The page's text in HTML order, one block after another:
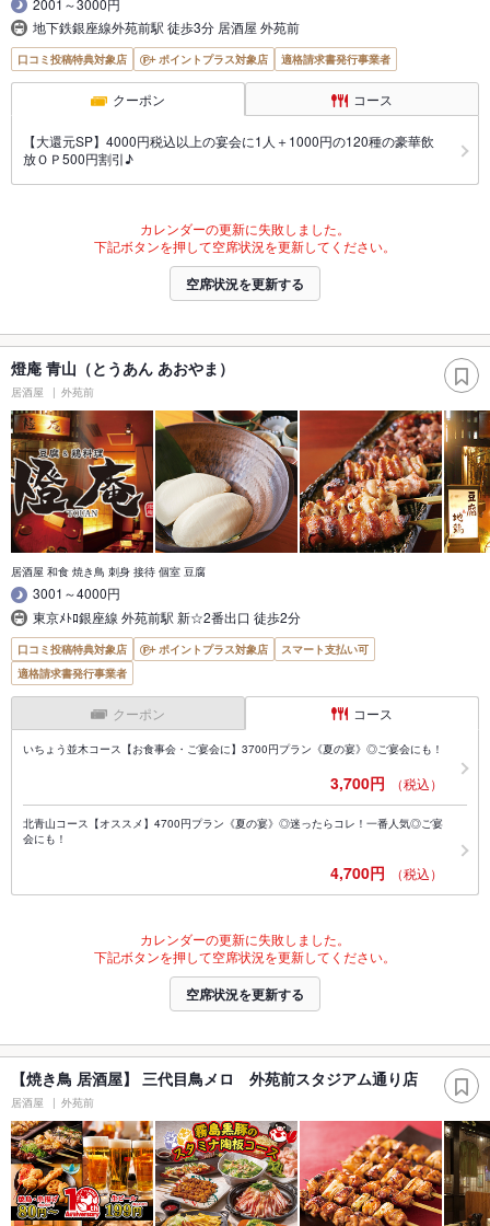
地下鉄銀座線外苑前駅 徒歩3分 居酒屋 外苑前
口コミ投稿特典対象店 ポイントプラス対象店 適格請求書発行事業者
クーポン コース
【大還元SP】4000円税込以上の宴会に1人＋1000円の120種の豪華飲
放ＯＰ500円割引♪
カレンダーの更新に失敗しました。
下記ボタンを押して空席状況を更新してください。
空席状況を更新する
燈庵 青山（とうあん あおやま）
居酒屋 外苑前
居酒屋 和食 焼き鳥 刺身 接待 個室 豆腐
3001～4000円
東京ﾒﾄﾛ銀座線 外苑前駅 新☆2番出口 徒歩2分
口コミ投稿特典対象店 ポイントプラス対象店
スマート支払い可
適格請求書発行事業者
クーポン コース
いちょう並木コース【お食事会・ご宴会に】3700円プラン《夏の宴》◎ご宴会にも！
3,700円 （税込）
北青山コース【オススメ】4700円プラン《夏の宴》◎迷ったらコレ！一番人気◎ご宴
会にも！
4,700円 （税込）
カレンダーの更新に失敗しました。
下記ボタンを押して空席状況を更新してください。
空席状況を更新する
【焼き鳥 居酒屋】 三代目鳥メロ 外苑前スタジアム通り店
居酒屋 外苑前